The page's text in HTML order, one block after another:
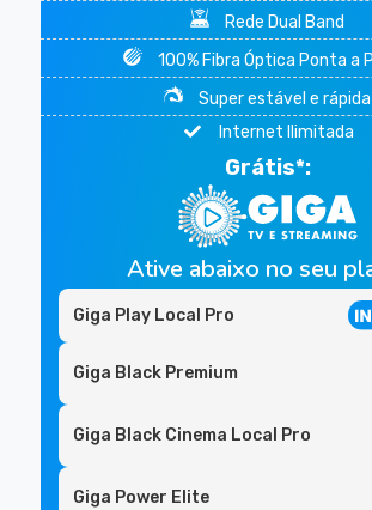
Rede Dual Band
100% Fibra Óptica Ponta a
Super estável e rápida
Internet Ilimitada
Grátis*:
Ative abaixo no seu
Giga Play Local Pro
Giga Black Premium
Giga Black Cinema Local Pro
Giga Power Elite